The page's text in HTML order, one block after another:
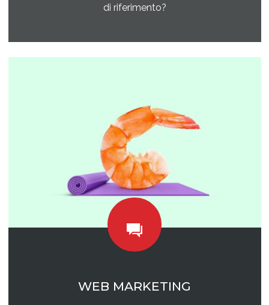
di riferimento?
WEB MARKETING